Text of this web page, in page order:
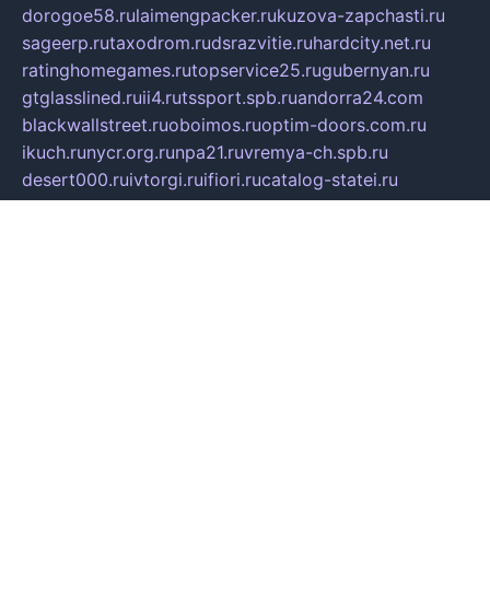
dorogoe58.rulaimengpacker.rukuzova-zapchasti.ru
sageerp.rutaxodrom.rudsrazvitie.ruhardcity.net.ru
ratinghomegames.rutopservice25.rugubernyan.ru
gtglasslined.ruii4.rutssport.spb.ruandorra24.com
blackwallstreet.ruoboimos.ruoptim-doors.com.ru
ikuch.runycr.org.runpa21.ruvremya-ch.spb.ru
desert000.ruivtorgi.ruifiori.rucatalog-statei.ru
dcv.org.ruspetsmaster174.ruipkameryhiseeu.ru